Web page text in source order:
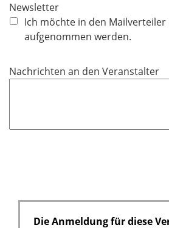
h
l
Newsletter
Ich möchte in den
aufgenommen werden.
Nachrichten an den Veranstalter
Die Anmeldung für diese